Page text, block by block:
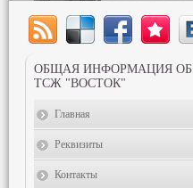
ОБЩАЯ ИНФОРМАЦИЯ ОБ
ТСЖ "ВОСТОК"
Главная
Реквизиты
Контакты